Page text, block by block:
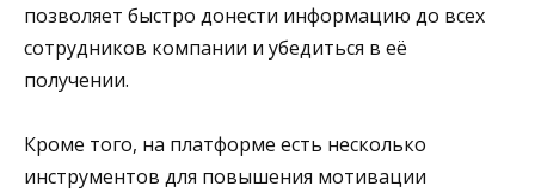
позволяет быстро донести информацию до всех
сотрудников компании и убедиться в её
получении.
Кроме того, на платформе есть несколько
инструментов для повышения мотивации